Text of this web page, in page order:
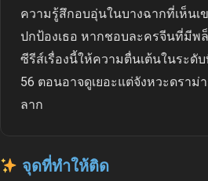
ความรู้สึกอบอุ่นในบางฉากที่เห็นเ
ปกป้องเธอ หากชอบละครจีนที่มี
ซีรีส์เรื่องนี้ให้ความตื่นเต้นในระดั
56 ตอนอาจดูเยอะแต่จังหวะดราม่
ลาก
จุดที่ทำให้ติด